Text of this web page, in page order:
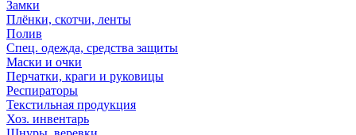
Замки
Плёнки, скотчи, ленты
Полив
Спец. одежда, средства защиты
Маски и очки
Перчатки, краги и руковицы
Респираторы
Текстильная продукция
Хоз. инвентарь